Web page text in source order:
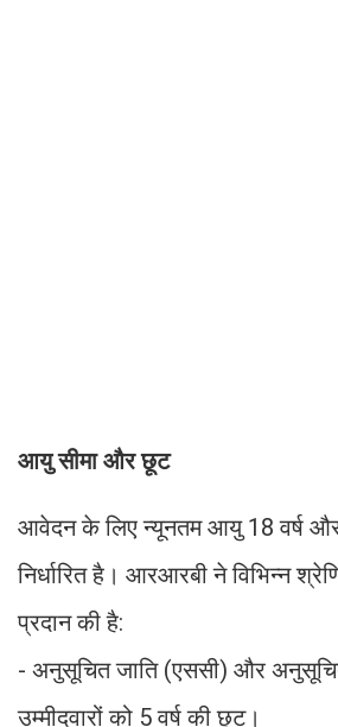
आयु सीमा और छूट
आवेदन के लिए न्यूनतम आयु 18 वर्ष
निर्धारित है। आरआरबी ने विभिन्न
प्रदान की है:
- अनुसूचित जाति (एससी) और
उम्मीदवारों को 5 वर्ष की छूट।